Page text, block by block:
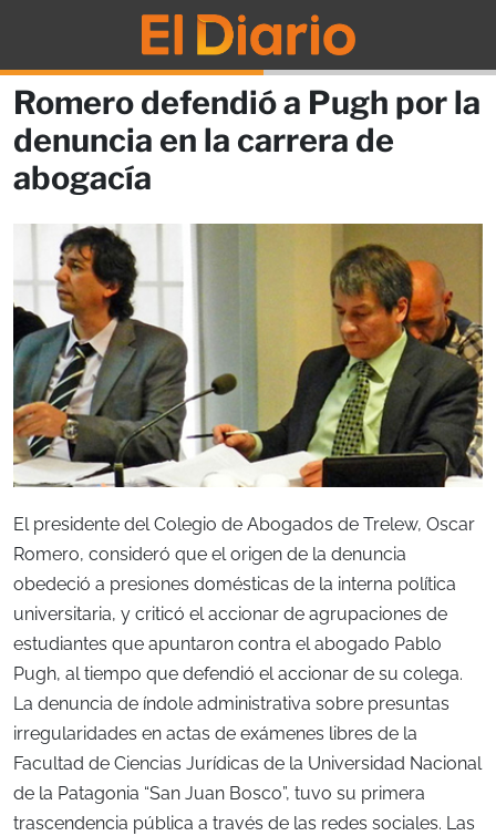
Romero defendió a Pugh por la
denuncia en la carrera de
abogacía
El presidente del Colegio de Abogados de Trelew, Oscar
Romero, consideró que el origen de la denuncia
obedeció a presiones domésticas de la interna política
universitaria, y criticó el accionar de agrupaciones de
estudiantes que apuntaron contra el abogado Pablo
Pugh, al tiempo que defendió el accionar de su colega.
La denuncia de índole administrativa sobre presuntas
irregularidades en actas de exámenes libres de la
Facultad de Ciencias Jurídicas de la Universidad Nacional
de la Patagonia “San Juan Bosco”, tuvo su primera
trascendencia pública a través de las redes sociales. Las